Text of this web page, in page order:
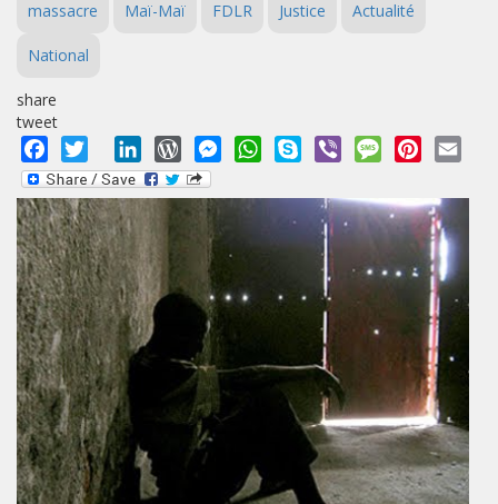
massacre Maï-Maï FDLR Justice Actualité
National
share
tweet
Facebook
Twitter LinkedInWordPressMessengerWhatsApp
Skype Viber MessagePinterest